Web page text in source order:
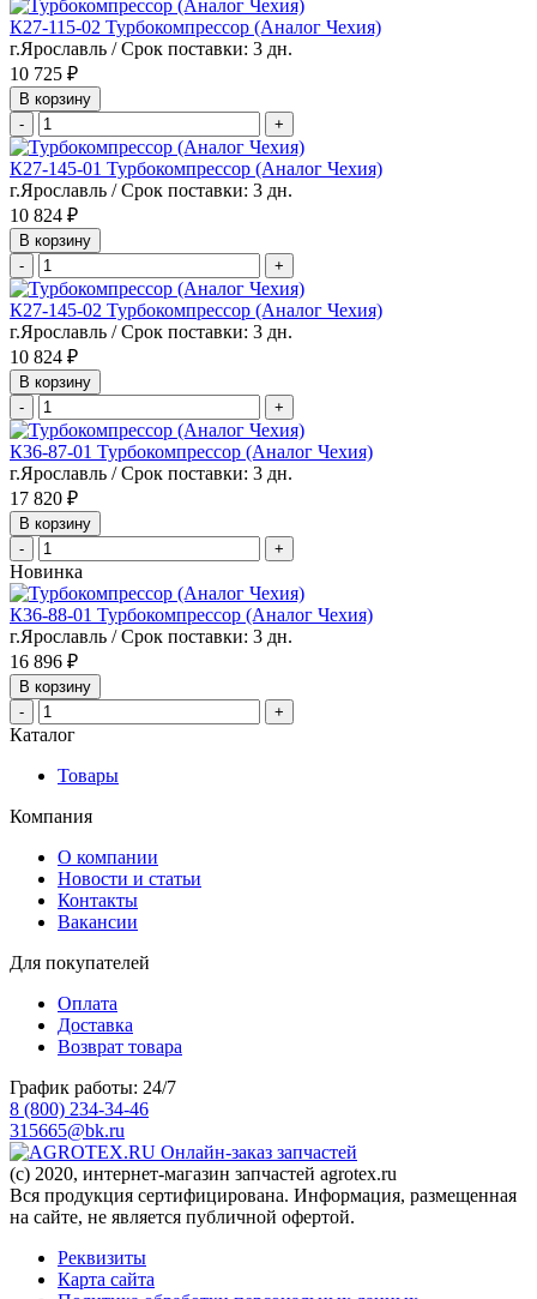
К27-115-02 Турбокомпрессор (Аналог Чехия)
г.Ярославль / Срок поставки: 3 дн.
10 725 ₽
В корзину
-
+
К27-145-01 Турбокомпрессор (Аналог Чехия)
г.Ярославль / Срок поставки: 3 дн.
10 824 ₽
В корзину
-
+
К27-145-02 Турбокомпрессор (Аналог Чехия)
г.Ярославль / Срок поставки: 3 дн.
10 824 ₽
В корзину
-
+
К36-87-01 Турбокомпрессор (Аналог Чехия)
г.Ярославль / Срок поставки: 3 дн.
17 820 ₽
В корзину
-
+
Новинка
К36-88-01 Турбокомпрессор (Аналог Чехия)
г.Ярославль / Срок поставки: 3 дн.
16 896 ₽
В корзину
-
+
Каталог
Товары
Компания
О компании
Новости и статьи
Контакты
Вакансии
Для покупателей
Оплата
Доставка
Возврат товара
График работы: 24/7
8 (800) 234-34-46
315665@bk.ru
Онлайн-заказ запчастей
(c) 2020, интернет-магазин запчастей agrotex.ru
Вся продукция сертифицирована. Информация, размещенная
на сайте, не является публичной офертой.
Реквизиты
Карта сайта